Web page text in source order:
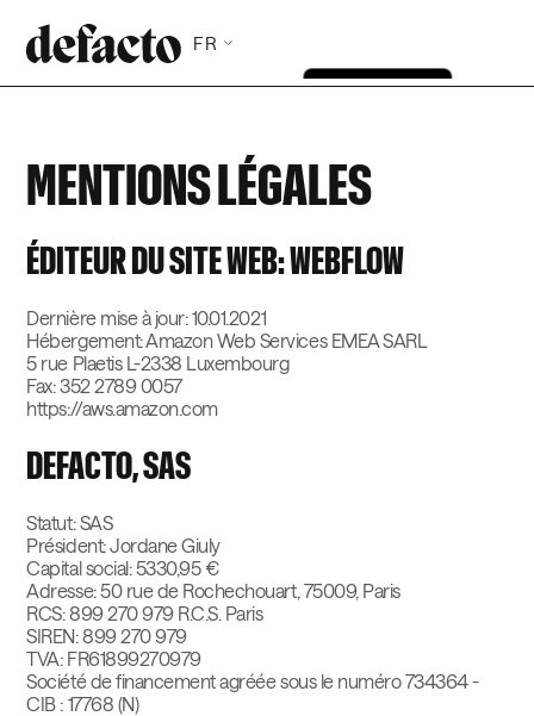
FR
MENTIONS LÉGALES
ÉDITEUR DU SITE WEB: WEBFLOW
Dernière mise à jour: 10.01.2021
Hébergement: Amazon Web Services EMEA SARL
5 rue Plaetis L-2338 Luxembourg
Fax: 352 2789 0057
https://aws.amazon.com
DEFACTO, SAS
Statut: SAS
Président: Jordane Giuly
Capital social: 5330,95 €
Adresse: 50 rue de Rochechouart, 75009, Paris
RCS: 899 270 979 R.C.S. Paris
SIREN: 899 270 979
TVA: FR61899270979
Société de financement agréée sous le numéro 734364 -
CIB : 17768 (N)